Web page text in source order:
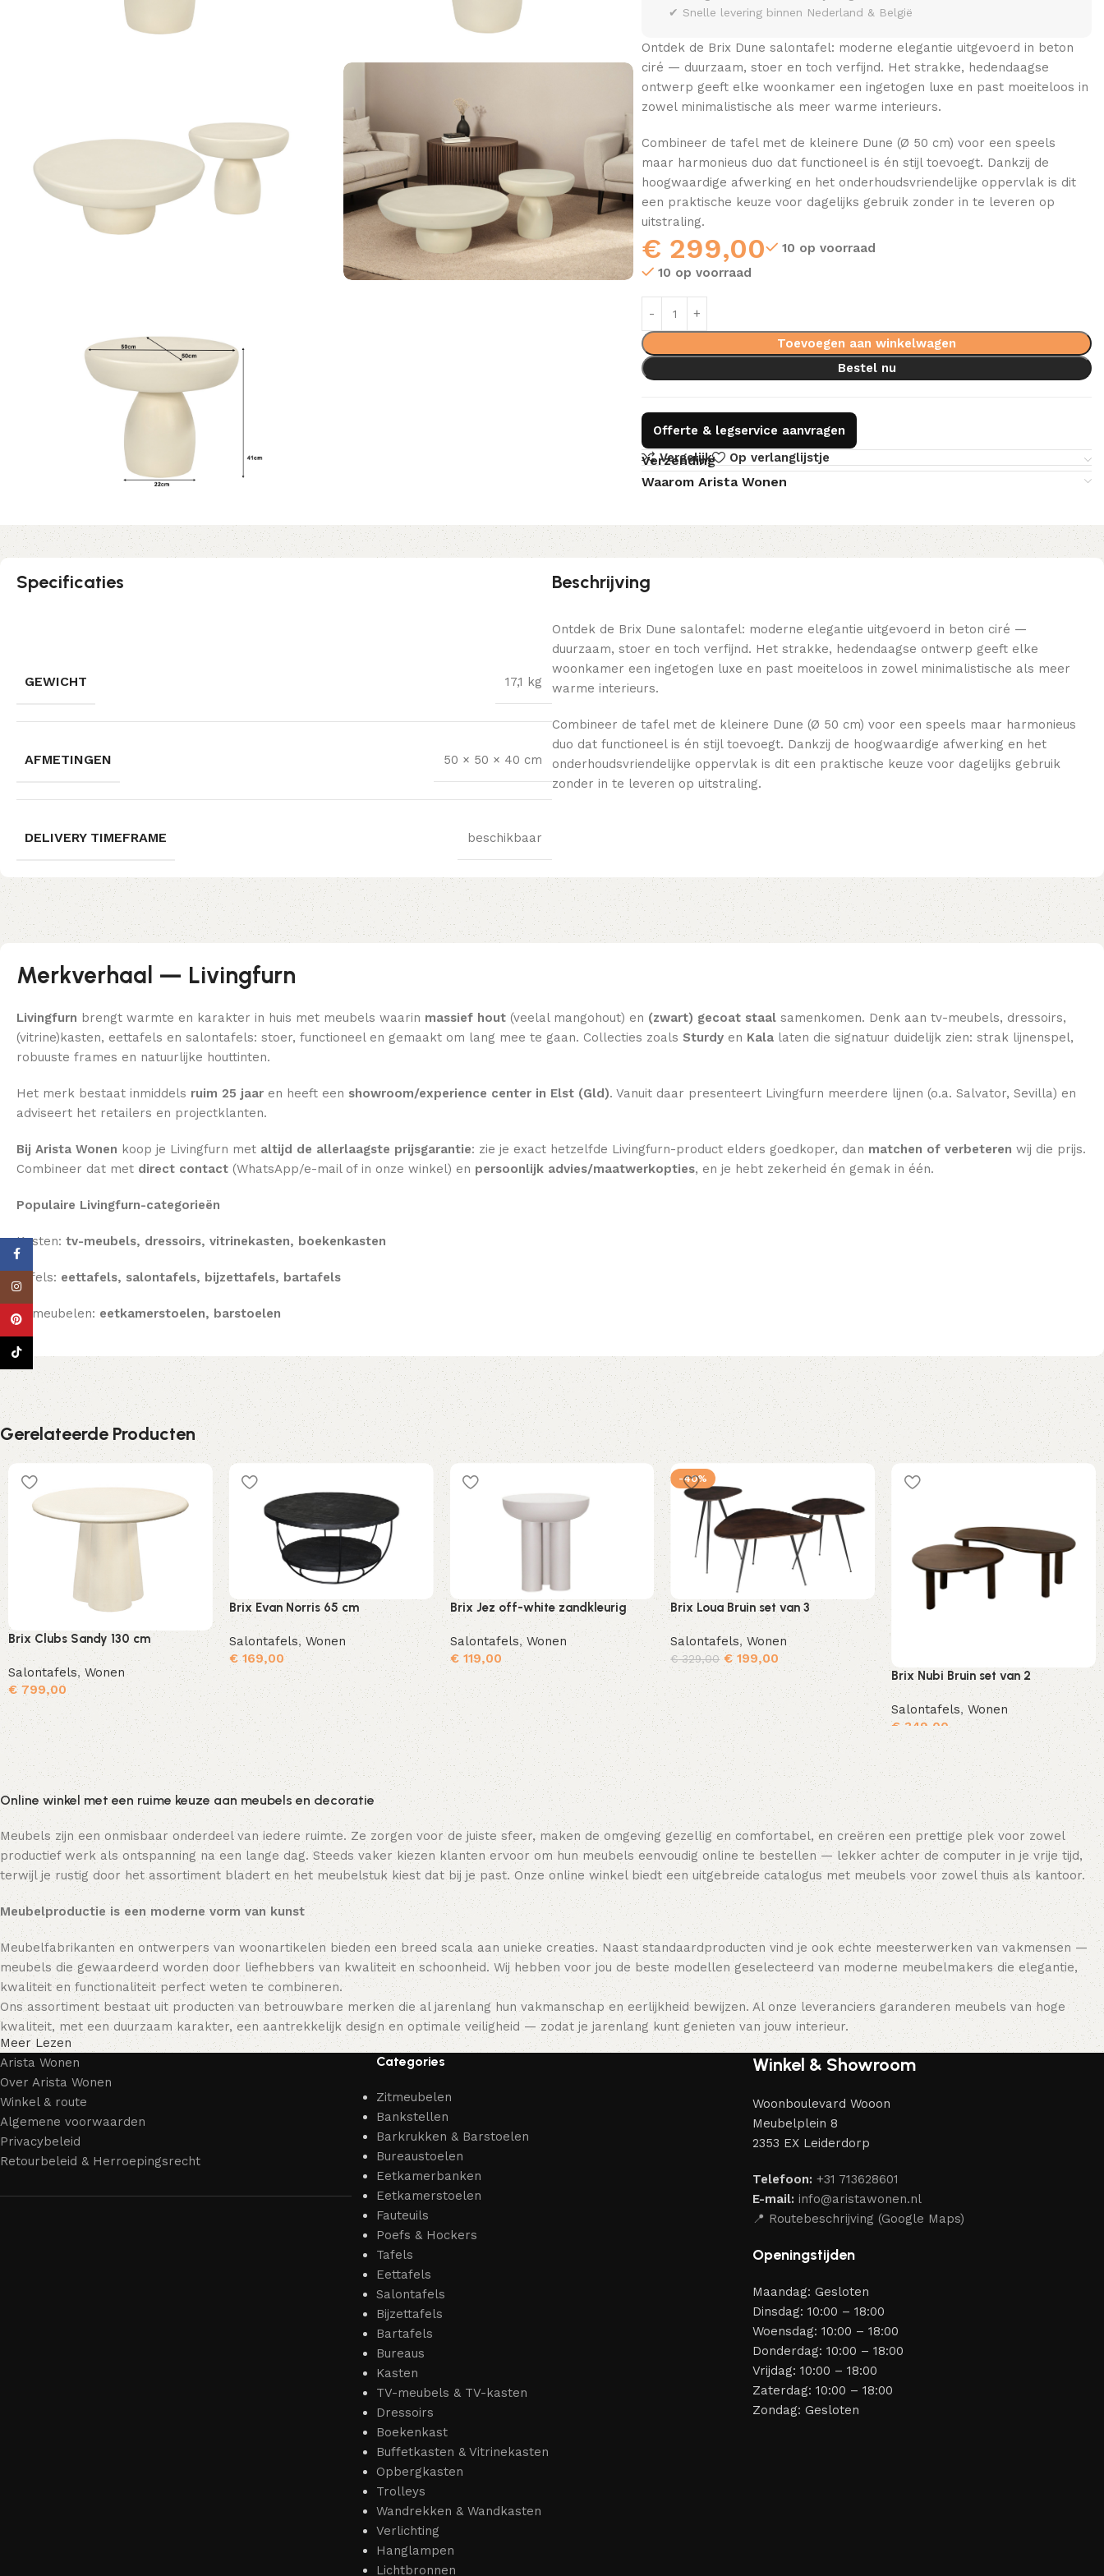
✔ Snelle levering binnen Nederland & België
Ontdek de Brix Dune salontafel: moderne elegantie uitgevoerd in beton
ciré — duurzaam, stoer en toch verfijnd. Het strakke, hedendaagse
ontwerp geeft elke woonkamer een ingetogen luxe en past moeiteloos in
zowel minimalistische als meer warme interieurs.
Combineer de tafel met de kleinere Dune (Ø 50 cm) voor een speels
maar harmonieus duo dat functioneel is én stijl toevoegt. Dankzij de
hoogwaardige afwerking en het onderhoudsvriendelijke oppervlak is dit
een praktische keuze voor dagelijks gebruik zonder in te leveren op
uitstraling.
€ 299,00
10 op voorraad
10 op voorraad
Toevoegen aan winkelwagen
Bestel nu
Offerte & legservice aanvragen
Vergelijk
Op verlanglijstje
Verzending
Waarom Arista Wonen
Specificaties
GEWICHT 17,1 kg
AFMETINGEN 50 × 50 × 40 cm
DELIVERY TIMEFRAME beschikbaar
Beschrijving
Ontdek de Brix Dune salontafel: moderne elegantie uitgevoerd in beton ciré —
duurzaam, stoer en toch verfijnd. Het strakke, hedendaagse ontwerp geeft elke
woonkamer een ingetogen luxe en past moeiteloos in zowel minimalistische als meer
warme interieurs.
Combineer de tafel met de kleinere Dune (Ø 50 cm) voor een speels maar harmonieus
duo dat functioneel is én stijl toevoegt. Dankzij de hoogwaardige afwerking en het
onderhoudsvriendelijke oppervlak is dit een praktische keuze voor dagelijks gebruik
zonder in te leveren op uitstraling.
Merkverhaal — Livingfurn
Livingfurn brengt warmte en karakter in huis met meubels waarin massief hout (veelal mangohout) en (zwart) gecoat staal samenkomen. Denk aan tv-meubels, dressoirs,
(vitrine)kasten, eettafels en salontafels: stoer, functioneel en gemaakt om lang mee te gaan. Collecties zoals Sturdy en Kala laten die signatuur duidelijk zien: strak lijnenspel,
robuuste frames en natuurlijke houttinten.
Het merk bestaat inmiddels ruim 25 jaar en heeft een showroom/experience center in Elst (Gld). Vanuit daar presenteert Livingfurn meerdere lijnen (o.a. Salvator, Sevilla) en
adviseert het retailers en projectklanten.
Bij Arista Wonen koop je Livingfurn met altijd de allerlaagste prijsgarantie: zie je exact hetzelfde Livingfurn-product elders goedkoper, dan matchen of verbeteren wij die prijs.
Combineer dat met direct contact (WhatsApp/e-mail of in onze winkel) en persoonlijk advies/maatwerkopties, en je hebt zekerheid én gemak in één.
Populaire Livingfurn-categorieën
Kasten: tv-meubels, dressoirs, vitrinekasten, boekenkasten
Tafels: eettafels, salontafels, bijzettafels, bartafels
Zitmeubelen: eetkamerstoelen, barstoelen
Gerelateerde Producten
Brix Clubs Sandy 130 cm
Salontafels,Wonen
€799,00
Toevoegen aan winkelwagen
Brix Evan Norris 65 cm
Salontafels, Wonen
€169,00
Toevoegen aan winkelwagen
Brix Jez off-white zandkleurig
Salontafels,Wonen
€119,00
-40%
Brix Loua Bruin set van 3
Salontafels,Wonen
€329,00 €199,00
Toevoegen aan winkelwagen Brix Nubi Bruin set van 2
Salontafels,Wonen
€ 349,00
Toevoegen aan winkelwagen
Online winkel met een ruime keuze aan meubels en decoratie
Meubels zijn een onmisbaar onderdeel van iedere ruimte. Ze zorgen voor de juiste sfeer, maken de omgeving gezellig en comfortabel, en creëren een prettige plek voor zowel
productief werk als ontspanning na een lange dag. Steeds vaker kiezen klanten ervoor om hun meubels eenvoudig online te bestellen — lekker achter de computer in je vrije tijd,
terwijl je rustig door het assortiment bladert en het meubelstuk kiest dat bij je past. Onze online winkel biedt een uitgebreide catalogus met meubels voor zowel thuis als kantoor.
Meubelproductie is een moderne vorm van kunst
Meubelfabrikanten en ontwerpers van woonartikelen bieden een breed scala aan unieke creaties. Naast standaardproducten vind je ook echte meesterwerken van vakmensen —
meubels die gewaardeerd worden door liefhebbers van kwaliteit en schoonheid. Wij hebben voor jou de beste modellen geselecteerd van moderne meubelmakers die elegantie,
kwaliteit en functionaliteit perfect weten te combineren.
Ons assortiment bestaat uit producten van betrouwbare merken die al jarenlang hun vakmanschap en eerlijkheid bewijzen. Al onze leveranciers garanderen meubels van hoge
kwaliteit, met een duurzaam karakter, een aantrekkelijk design en optimale veiligheid — zodat je jarenlang kunt genieten van jouw interieur.
Meer Lezen
Arista Wonen
Over Arista Wonen
Winkel & route
Algemene voorwaarden
Privacybeleid
Retourbeleid & Herroepingsrecht
Categories
Zitmeubelen
Bankstellen
Barkrukken & Barstoelen
Bureaustoelen
Eetkamerbanken
Eetkamerstoelen
Fauteuils
Poefs & Hockers
Tafels
Eettafels
Salontafels
Bijzettafels
Bartafels
Bureaus
Kasten
TV-meubels & TV-kasten
Dressoirs
Boekenkast
Buffetkasten & Vitrinekasten
Opbergkasten
Trolleys
Wandrekken & Wandkasten
Verlichting
Hanglampen
Lichtbronnen
Winkel & Showroom
Woonboulevard Wooon
Meubelplein 8
2353 EX Leiderdorp
Telefoon: +31 713628601
E-mail: info@aristawonen.nl
📍 Routebeschrijving (Google Maps)
Openingstijden
Maandag: Gesloten
Dinsdag: 10:00 – 18:00
Woensdag: 10:00 – 18:00
Donderdag: 10:00 – 18:00
Vrijdag: 10:00 – 18:00
Zaterdag: 10:00 – 18:00
Zondag: Gesloten
Pinterest